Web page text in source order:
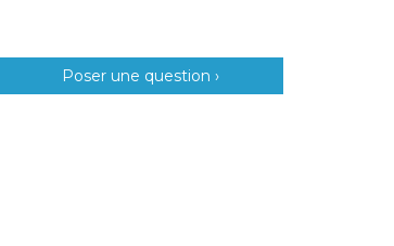
Poser une question ›